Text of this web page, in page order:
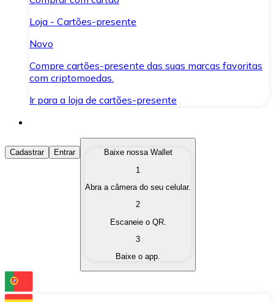
Loja - Cartões-presente
Novo
Compre cartões-presente das suas marcas favoritas
com criptomoedas.
Ir para a loja de cartões-presente
Comprar Criptomoedas
Compre as criptomoedas de seu interesse de forma
Converta suas criptomoedas em moeda fiduciária
Troque uma criptomoeda por outra
Cadastrar Entrar
Baixe nossa Wallet
1
Abra a câmera do seu celular.
2
Escaneie o QR.
3
Baixe o app.